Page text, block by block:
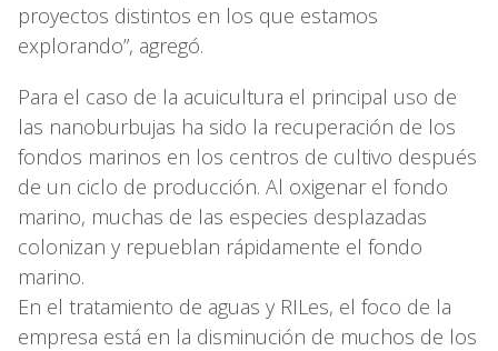
proyectos distintos en los que estamos
explorando”, agregó.
Para el caso de la acuicultura el principal uso de
las nanoburbujas ha sido la recuperación de los
fondos marinos en los centros de cultivo después
de un ciclo de producción. Al oxigenar el fondo
marino, muchas de las especies desplazadas
colonizan y repueblan rápidamente el fondo
marino.
En el tratamiento de aguas y RILes, el foco de la
empresa está en la disminución de muchos de los